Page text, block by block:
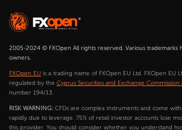
2005-2024 © FXOpen All rights reserved. Various trademarks
owners.
FXOpen EU is a trading name of FXOpen EU Ltd. FXOpen EU
regulated by the Cyprus Securities and Exchange Commission
number 194/13.
RISK WARNING: CFDs are complex instruments and come
rapidly due to leverage. 75% of retail investor accounts lose
this provider. You should consider whether you understand